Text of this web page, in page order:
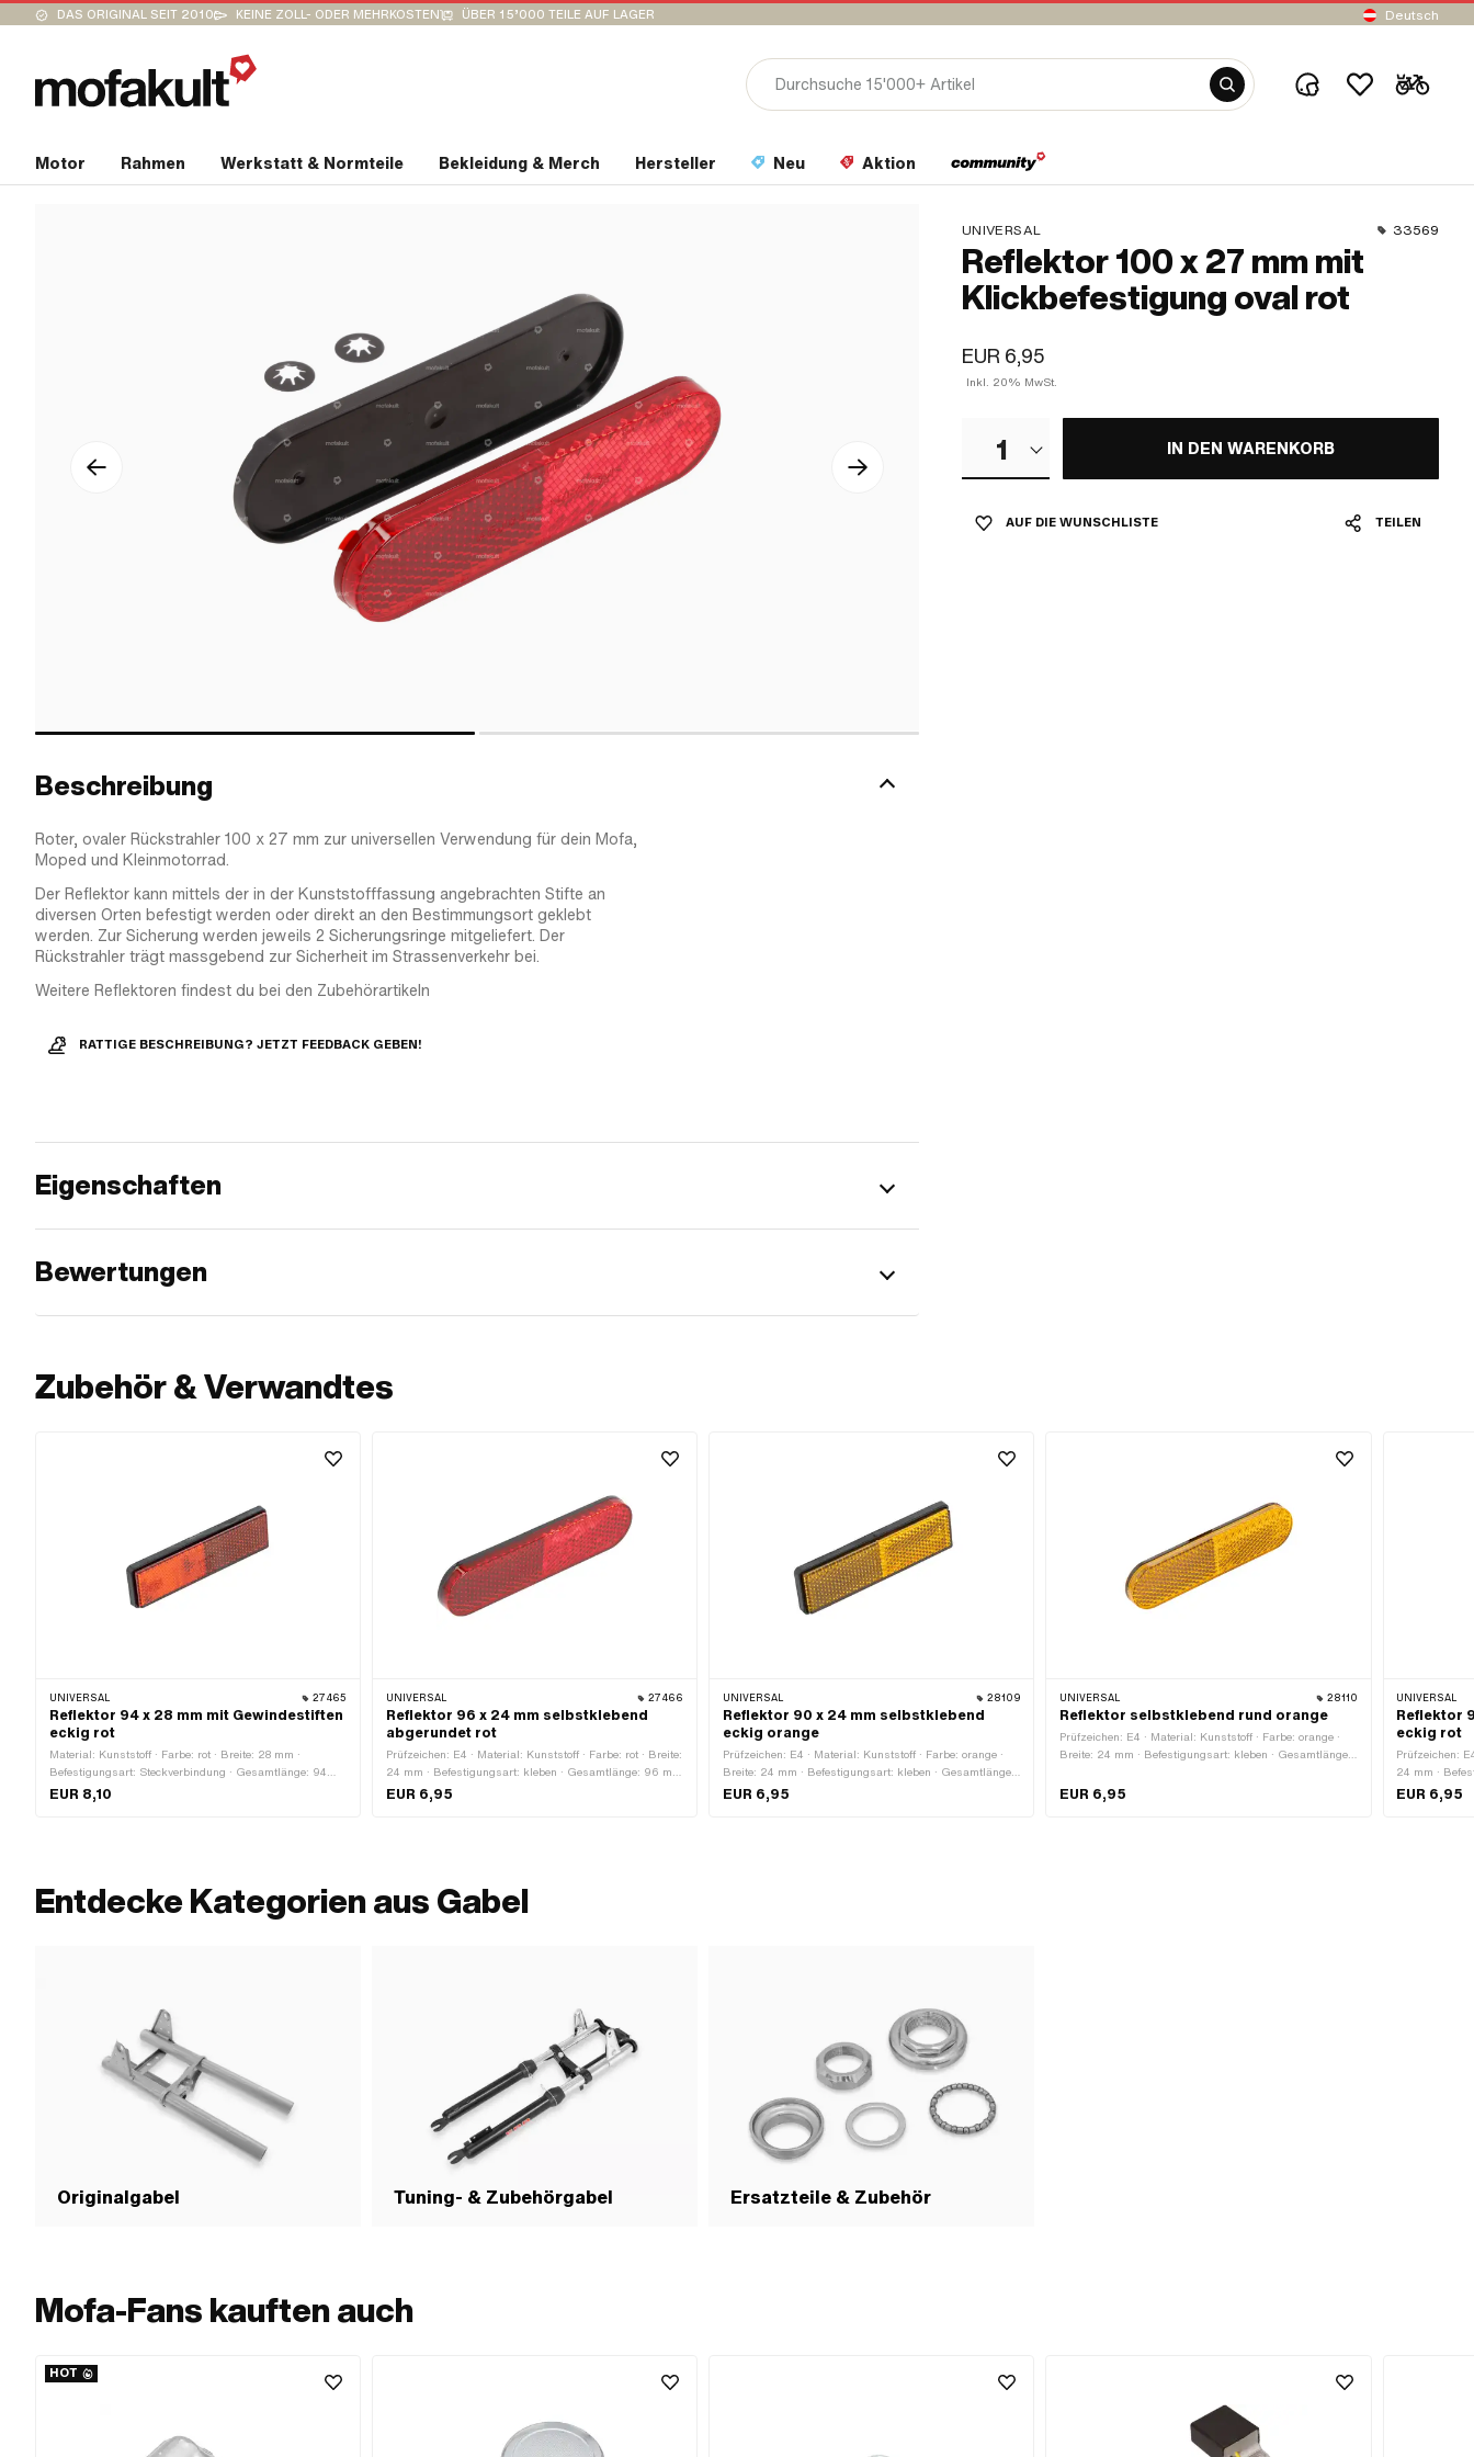
DAS ORIGINAL SEIT 2010 KEINE ZOLL- ODER MEHRKOSTEN ÜBER 15’000 TEILE AUF LAGER Deutsch
Motor Rahmen Werkstatt & Normteile Bekleidung & Merch Hersteller Neu Aktion
UNIVERSAL 33569
Reflektor 100 x 27 mm mit
Klickbefestigung oval rot
EUR 6,95
Inkl. 20% MwSt.
1 IN DEN WARENKORB
AUF DIE WUNSCHLISTE TEILEN
Beschreibung
Roter, ovaler Rückstrahler 100 x 27 mm zur universellen Verwendung für dein Mofa,
Moped und Kleinmotorrad.
Der Reflektor kann mittels der in der Kunststofffassung angebrachten Stifte an
diversen Orten befestigt werden oder direkt an den Bestimmungsort geklebt
werden. Zur Sicherung werden jeweils 2 Sicherungsringe mitgeliefert. Der
Rückstrahler trägt massgebend zur Sicherheit im Strassenverkehr bei.
Weitere Reflektoren findest du bei den Zubehörartikeln
RATTIGE BESCHREIBUNG? JETZT FEEDBACK GEBEN!
Eigenschaften
Bewertungen
Zubehör & Verwandtes
UNIVERSAL 27465
Reflektor 94 x 28 mm mit Gewindestiften
eckig rot
Material: Kunststoff · Farbe: rot · Breite: 28 mm ·
Befestigungsart: Steckverbindung · Gesamtlänge: 94
mm · Ø Befestigungsloch: 5 mm · Anzahl
Befestigungspunkte: 2 Stk. · Lochabstand: 50 mm
EUR 8,10
UNIVERSAL 27466
Reflektor 96 x 24 mm selbstklebend
abgerundet rot
Prüfzeichen: E4 · Material: Kunststoff · Farbe: rot · Breite:
24 mm · Befestigungsart: kleben · Gesamtlänge: 96 mm
· Anzahl Befestigungspunkte: 1 Stk.
EUR 6,95
UNIVERSAL 28109
Reflektor 90 x 24 mm selbstklebend
eckig orange
Prüfzeichen: E4 · Material: Kunststoff · Farbe: orange ·
Breite: 24 mm · Befestigungsart: kleben · Gesamtlänge:
90 mm · Anzahl Befestigungspunkte: 1 Stk.
EUR 6,95
UNIVERSAL 28110
Reflektor selbstklebend rund orange
Prüfzeichen: E4 · Material: Kunststoff · Farbe: orange ·
Breite: 24 mm · Befestigungsart: kleben · Gesamtlänge:
EUR 6,95
UNIVERSAL
Reflektor
eckig rot
Prüfzeichen:
24 mm ·
· Anzahl
EUR 6,95
Entdecke Kategorien aus Gabel
Originalgabel Tuning- & Zubehörgabel Ersatzteile & Zubehör
Mofa-Fans kauften auch
HOT